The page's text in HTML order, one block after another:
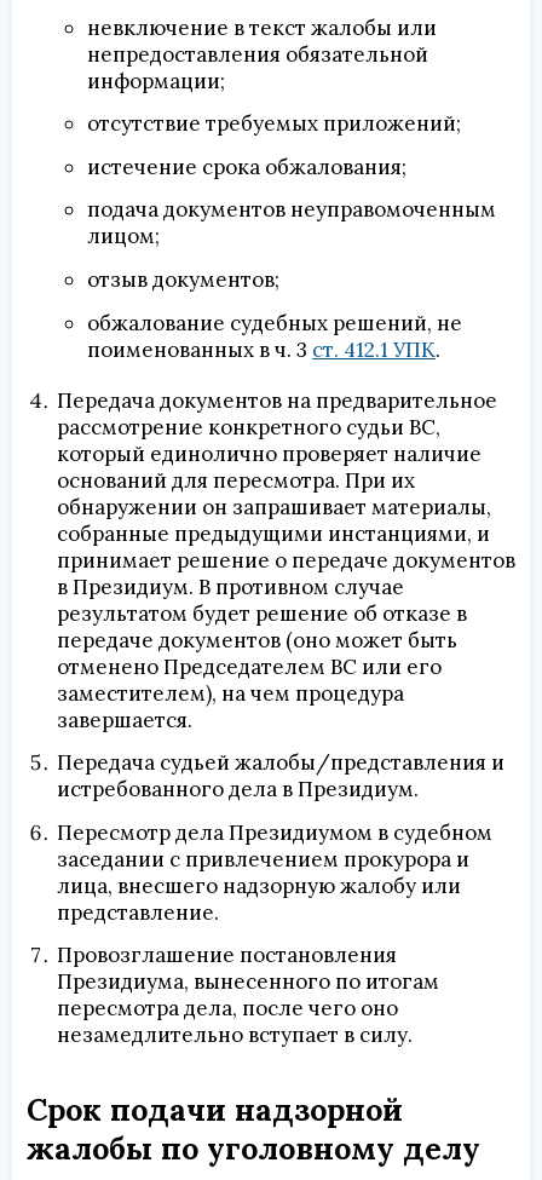
невключение в текст жалобы или
непредоставления обязательной
информации;
отсутствие требуемых приложений;
истечение срока обжалования;
подача документов неуправомоченным
лицом;
отзыв документов;
обжалование судебных решений, не
поименованных в ч. 3 ст. 412.1 УПК.
Передача документов на предварительное
рассмотрение конкретного судьи ВС,
который единолично проверяет наличие
оснований для пересмотра. При их
обнаружении он запрашивает материалы,
собранные предыдущими инстанциями, и
принимает решение о передаче документов
в Президиум. В противном случае
результатом будет решение об отказе в
передаче документов (оно может быть
отменено Председателем ВС или его
заместителем), на чем процедура
завершается.
Передача судьей жалобы/представления и
истребованного дела в Президиум.
Пересмотр дела Президиумом в судебном
заседании с привлечением прокурора и
лица, внесшего надзорную жалобу или
представление.
Провозглашение постановления
Президиума, вынесенного по итогам
пересмотра дела, после чего оно
незамедлительно вступает в силу.
Срок подачи надзорной
жалобы по уголовному делу